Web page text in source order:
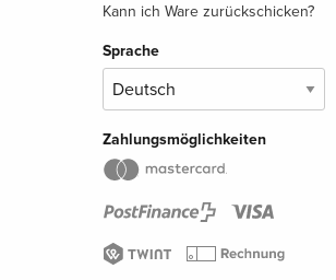
Kann ich Ware zurückschicken?
Sprache
Zahlungsmöglichkeiten